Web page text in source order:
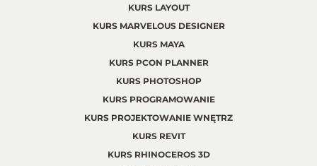
KURS LAYOUT
KURS MARVELOUS DESIGNER
KURS MAYA
KURS PCON PLANNER
KURS PHOTOSHOP
KURS PROGRAMOWANIE
KURS PROJEKTOWANIE WNĘTRZ
KURS REVIT
KURS RHINOCEROS 3D